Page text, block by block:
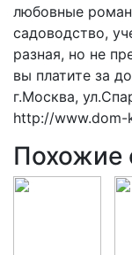
любовные
садоводство,
разная, но не
вы платите за
г.Москва,
http://www.dom-
Похожие